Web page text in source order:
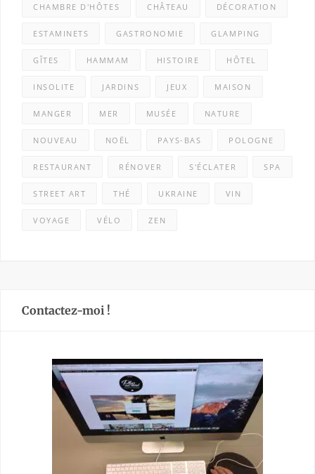
CHAMBRE D'HÔTES CHÂTEAU DÉCORATION
ESTAMINETS GASTRONOMIE GLAMPING
GÎTES HAMMAM HISTOIRE HÔTEL
INSOLITE JARDINS JEUX MAISON
MANGER MER MUSÉE NATURE
NOUVEAU NOËL PAYS-BAS POLOGNE
RESTAURANT RÉNOVER S'ÉCLATER SPA
STREET ART THÉ UKRAINE VIN
VOYAGE VÉLO ZEN
Contactez-moi !